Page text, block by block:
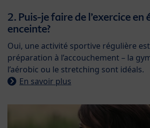
2. Puis-je faire de l’exercice en
enceinte?
Oui, une activité sportive régulière
préparation à l’accouchement – la
l’aérobic ou le stretching sont idéals.
En savoir plus